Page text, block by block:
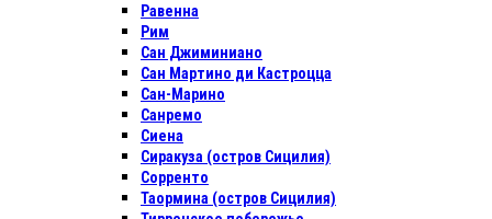
Равенна
Рим
Сан Джиминиано
Сан Мартино ди Кастроцца
Сан-Марино
Санремо
Сиена
Сиракуза (остров Сицилия)
Сорренто
Таормина (остров Сицилия)